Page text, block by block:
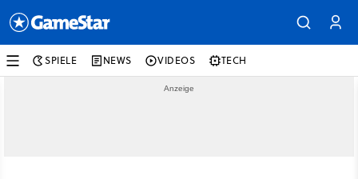
SPIELE NEWS VIDEOS TECH